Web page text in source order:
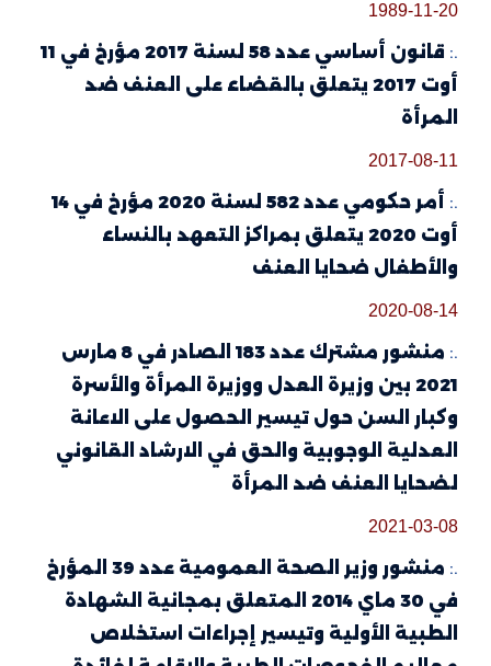
1989-11-20
قانون أساسي عدد 58 لسنة 2017 مؤرخ في 11
أوت 2017 يتعلق بالقضاء على العنف ضد
المرأة
2017-08-11
أمر حكومي عدد 582 لسنة 2020 مؤرخ في 14
أوت 2020 يتعلق بمراكز التعهد بالنساء
والأطفال ضحايا العنف
2020-08-14
منشور مشترك عدد 183 الصادر في 8 مارس
2021 بين وزيرة العدل ووزيرة المرأة والأسرة
وكبار السن حول تيسير الحصول على الاعانة
العدلية الوجوبية والحق في الارشاد القانوني
لضحايا العنف ضد المرأة
2021-03-08
منشور وزير الصحة العمومية عدد 39 المؤرخ
في 30 ماي 2014 المتعلق بمجانية الشهادة
الطبية الأولية وتيسير إجراءات استخلاص